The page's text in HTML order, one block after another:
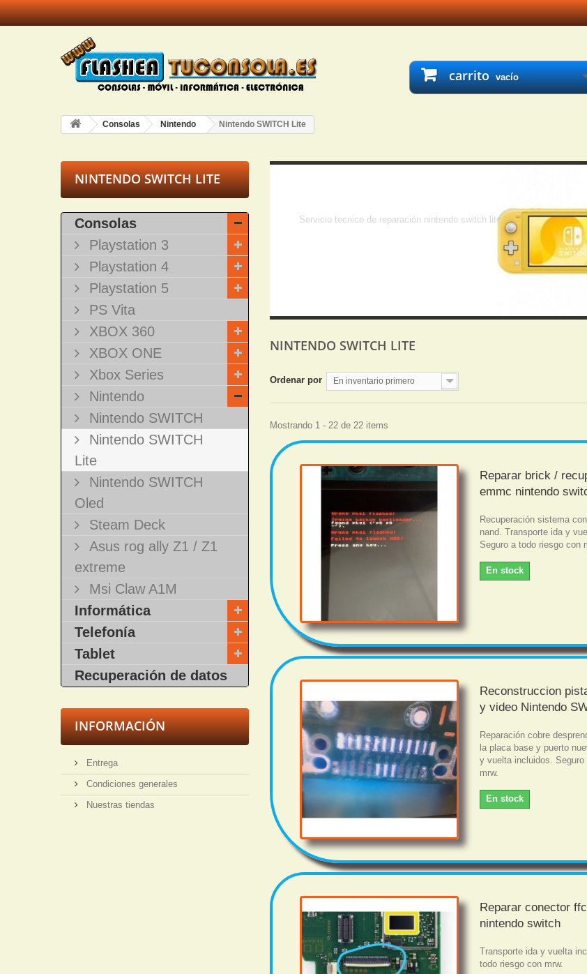
carrito vacío
Consolas Nintendo Nintendo SWITCH Lite
NINTENDO SWITCH LITE
Consolas
Playstation 3
Playstation 4
Playstation 5
PS Vita
XBOX 360
XBOX ONE
Xbox Series
Nintendo
Nintendo SWITCH
Nintendo SWITCH
Lite
Nintendo SWITCH
Oled
Steam Deck
Asus rog ally Z1 / Z1
extreme
Msi Claw A1M
Informática
Telefonía
Tablet
Recuperación de datos
INFORMACIÓN
Entrega
Condiciones generales
Nuestras tiendas
Servicio tecnico de reparación nintendo switch lite
NINTENDO SWITCH LITE
Ordenar por En inventario primero
Mostrando 1 - 22 de 22 items
Reparar brick /
emmc nintendo
Recuperación sistema
nand. Transporte ida y
Seguro a todo riesgo con
En stock
Reconstruccion
y video Nintendo
Reparación cobre
la placa base y puerto
y vuelta incluidos.
mrw.
En stock
Reparar conector
nintendo switch
Transporte ida y vuelta
todo riesgo con mrw.